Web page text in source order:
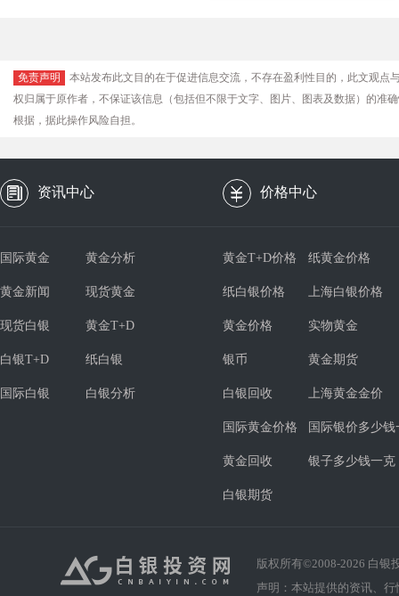
免责声明
本站发布此文目的在于促进信息交流，不存在盈利性目的，此文观
权归属于原作者，不保证该信息（包括但不限于文字、图片、图表及数据）的准
根据，据此操作风险自担。
资讯中心 价格中心
国际黄金 黄金分析
黄金新闻 现货黄金
现货白银 黄金T+D
白银T+D 纸白银
国际白银 白银分析
黄金T+D价格 纸黄金价格
纸白银价格 上海白银价格
黄金价格 实物黄金
银币 黄金期货
白银回收 上海黄金金价
国际黄金价格 国际银价多少钱
黄金回收 银子多少钱一克
白银期货
版权所有©2008-2026 白银
声明：本站提供的资讯、